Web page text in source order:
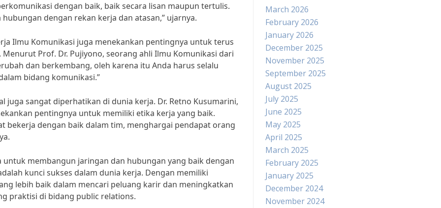
dengan baik, baik secara lisan maupun tertulis.
dengan rekan kerja dan atasan,” ujarnya.
Ilmu Komunikasi juga menekankan pentingnya untuk terus
Prof. Dr. Pujiyono, seorang ahli Ilmu Komunikasi dari
dan berkembang, oleh karena itu Anda harus selalu
bidang komunikasi.”
juga sangat diperhatikan di dunia kerja. Dr. Retno Kusumarini,
pentingnya untuk memiliki etika kerja yang baik.
bekerja dengan baik dalam tim, menghargai pendapat orang
membangun jaringan dan hubungan yang baik dengan
kunci sukses dalam dunia kerja. Dengan memiliki
lebih baik dalam mencari peluang karir dan meningkatkan
praktisi di bidang public relations.
March 2026
February 2026
January 2026
December 2025
November 2025
September 2025
August 2025
July 2025
June 2025
May 2025
April 2025
March 2025
February 2025
January 2025
December 2024
November 2024